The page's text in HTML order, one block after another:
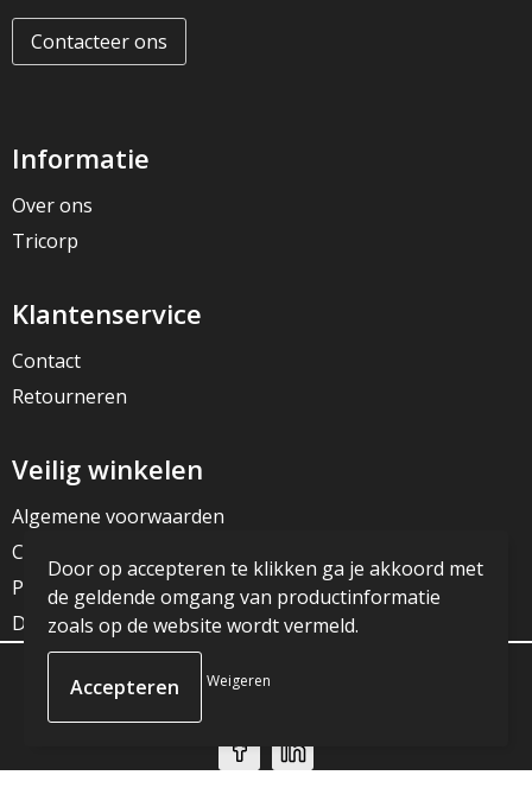
Contacteer ons
Informatie
Over ons
Tricorp
Klantenservice
Contact
Retourneren
Veilig winkelen
Algemene voorwaarden
Cookieverklaring
Privacyverklaring
Disclaimer
© Copyright JG Reclame 2023
Door op accepteren te klikken ga je akkoord met
de geldende omgang van productinformatie
zoals op de website wordt vermeld.
Weigeren